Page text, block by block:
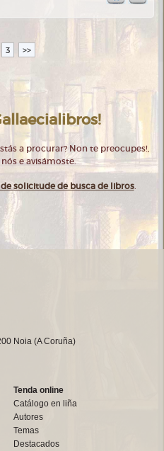
3 >>
a procurar? Non te preocupes!,
e avisámoste.
solicitude de busca de libros.
Noia (A Coruña)
Tenda online
Catálogo en liña
Autores
Temas
Destacados